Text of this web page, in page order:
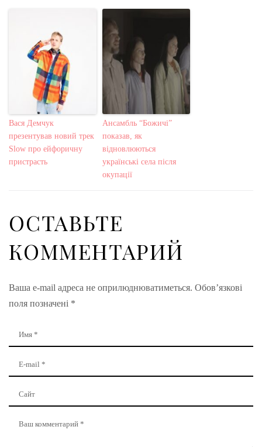
Вася Демчук
презентував новий трек
Slow про ейфоричну
пристрасть
Ансамбль “Божичі”
показав, як
відновлюються
українські села після
окупації
ОСТАВЬТЕ
КОММЕНТАРИЙ
Ваша e-mail адреса не оприлюднюватиметься. Обов’язкові
поля позначені *